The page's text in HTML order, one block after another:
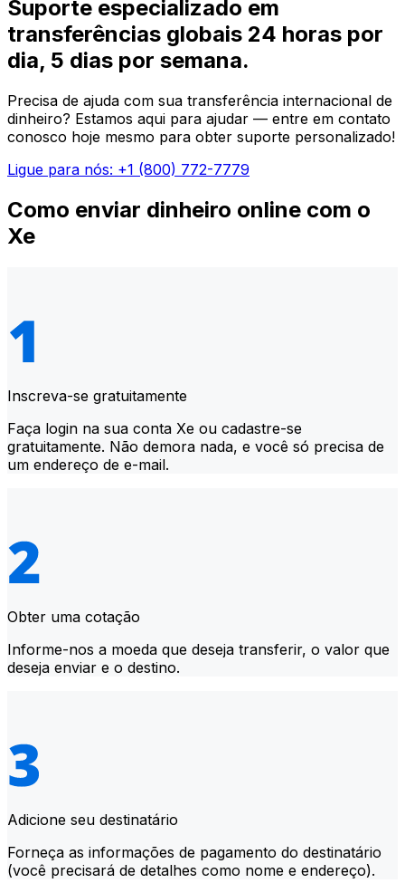
Suporte especializado em
transferências globais 24 horas por
dia, 5 dias por semana.
Precisa de ajuda com sua transferência internacional de
dinheiro? Estamos aqui para ajudar — entre em contato
conosco hoje mesmo para obter suporte personalizado!
Ligue para nós: +1 (800) 772-7779
Como enviar dinheiro online com o
Xe
Inscreva-se gratuitamente
Faça login na sua conta Xe ou cadastre-se
gratuitamente. Não demora nada, e você só precisa de
um endereço de e-mail.
Obter uma cotação
Informe-nos a moeda que deseja transferir, o valor que
deseja enviar e o destino.
Adicione seu destinatário
Forneça as informações de pagamento do destinatário
(você precisará de detalhes como nome e endereço).